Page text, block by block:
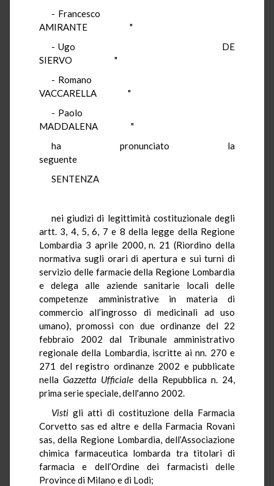
- Francesco
AMIRANTE "
- Ugo DE
SIERVO "
- Romano
VACCARELLA "
- Paolo
MADDALENA "
ha pronunciato la
seguente
SENTENZA
nei giudizi di legittimità costituzionale degli
artt. 3, 4, 5, 6, 7 e 8 della legge della Regione
Lombardia 3 aprile 2000, n. 21 (Riordino della
normativa sugli orari di apertura e sui turni di
servizio delle farmacie della Regione Lombardia
e delega alle aziende sanitarie locali delle
competenze amministrative in materia di
commercio all’ingrosso di medicinali ad uso
umano), promossi con due ordinanze del 22
febbraio 2002 dal Tribunale amministrativo
regionale della Lombardia, iscritte ai nn. 270 e
271 del registro ordinanze 2002 e pubblicate
nellaGazzetta Ufficiale della Repubblica n. 24,
prima serie speciale, dell'anno 2002.
Vistigli atti di costituzione della Farmacia
Corvetto sas ed altre e della Farmacia Rovani
sas, della Regione Lombardia, dell’Associazione
chimica farmaceutica lombarda tra titolari di
farmacia e dell’Ordine dei farmacisti delle
Province di Milano e di Lodi;